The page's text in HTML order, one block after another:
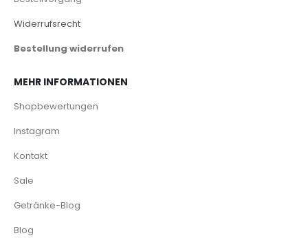
Widerrufsrecht
Bestellung widerrufen
MEHR INFORMATIONEN
Shopbewertungen
Instagram
Kontakt
Sale
Getränke-Blog
Blog